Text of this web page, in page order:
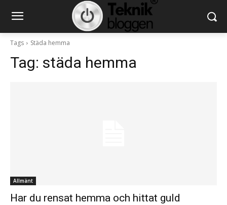
Tags Städa hemma
Tag: städa hemma
Allmänt
Har du rensat hemma och hittat guld